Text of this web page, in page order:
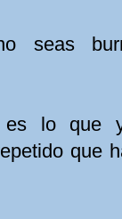
seas
es lo que
que